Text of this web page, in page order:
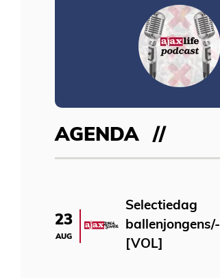
AGENDA
23
AUG
Selectiedag
[VOL]